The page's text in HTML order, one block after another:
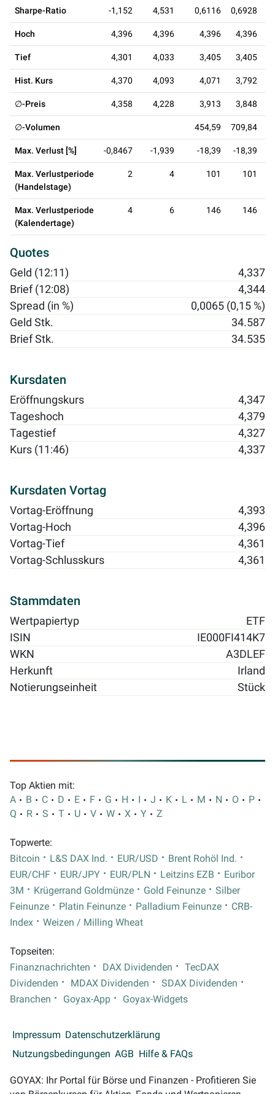
Sharpe-Ratio -1,152 4,531 0,6116 0,6928
Hoch 4,396 4,396 4,396 4,396
Tief 4,301 4,033 3,405 3,405
Hist. Kurs 4,370 4,093 4,071 3,792
∅-Preis 4,358 4,228 3,913 3,848
∅-Volumen 454,59 709,84
Max. Verlust [%] -0,8467 -1,939 -18,39 -18,39
Max. Verlustperiode
(Handelstage)
2 4 101 101
Max. Verlustperiode
(Kalendertage)
4 6 146 146
Quotes
Geld (12:11)
4,337
Brief (12:08)
4,344
Spread (in %)
0,0065 (0,15 %)
Geld Stk.
34.587
Brief Stk.
34.535
Kursdaten
Eröffnungskurs
4,347
Tageshoch
4,379
Tagestief
4,327
Kurs (11:46)
4,337
Kursdaten Vortag
Vortag-Eröffnung
4,393
Vortag-Hoch
4,396
Vortag-Tief
4,361
Vortag-Schlusskurs
4,361
Stammdaten
Wertpapiertyp
ETF
ISIN
IE000FI414K7
WKN
A3DLEF
Herkunft
Irland
Notierungseinheit
Stück
Top Aktien mit:
A
B C D E F G H I J K L M N O
P
Q
R S T U V W X Y Z
Topwerte:
Bitcoin
L&S DAX Ind. EUR/USD
Brent Rohöl Ind.
EUR/CHF
EUR/JPY EUR/PLN Leitzins EZB
Euribor
3M
Krügerrand Goldmünze Gold Feinunze
Silber
Feinunze
Platin Feinunze Palladium Feinunze
CRB-
Index
Weizen / Milling Wheat
Topseiten:
Finanznachrichten
DAX Dividenden
TecDAX
Dividenden
MDAX Dividenden
SDAX Dividenden
Branchen
Goyax-App Goyax-Widgets
Impressum Datenschutzerklärung
Nutzungsbedingungen AGB Hilfe & FAQs
GOYAX: Ihr Portal für Börse und Finanzen - Profitieren Sie